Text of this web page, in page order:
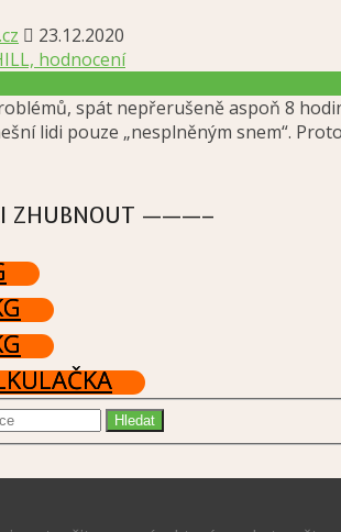
23.12.2020
spát nepřerušeně aspoň 8
lidi pouze „nesplněným snem“.
ZHUBNOUT ———–